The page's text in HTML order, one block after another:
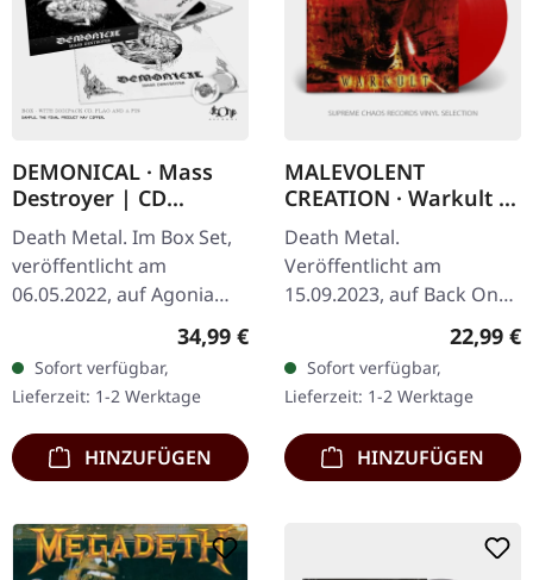
DEMONICAL · Mass
Destroyer | CD
BOXSET
Death Metal. Im Box Set,
veröffentlicht am
06.05.2022, auf Agonia
Records. CD in Clam-Shell
Box mit Logo-Pin und
großer Flagge. Limitiert
auf 1000…
Regulärer Preis:
34,99 €
Sofort verfügbar,
Lieferzeit: 1-2 Werktage
HINZUFÜGEN
MALEVOLENT
CREATION · Warkult |
RED LP
Death Metal.
Veröffentlicht am
15.09.2023, auf Back On
Black. Rotes Vinyl im
Malevolent Creation
liefern mit „Warkult"
einen…
22,99 €
Sofort verfügbar,
Lieferzeit: 1-2 Werktage
HINZUFÜGEN